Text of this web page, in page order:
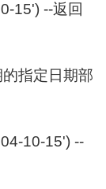
15') --返回
指定日期部
10-15') --